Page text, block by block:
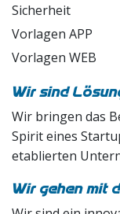
Sicherheit
Vorlagen APP
Vorlagen WEB
Wir sind
Wir bringen das
Spirit eines
etablierten
Wir gehen mit